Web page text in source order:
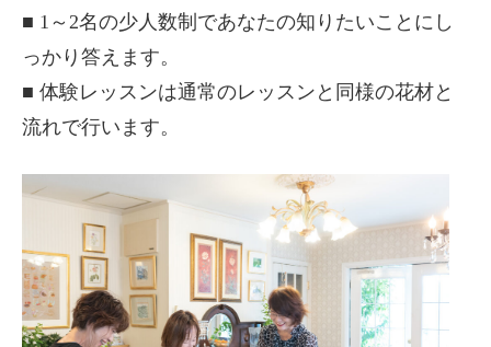
■ 1～2名の少人数制であなたの知りたいことにし
っかり答えます。
■ 体験レッスンは通常のレッスンと同様の花材と
流れで行います。